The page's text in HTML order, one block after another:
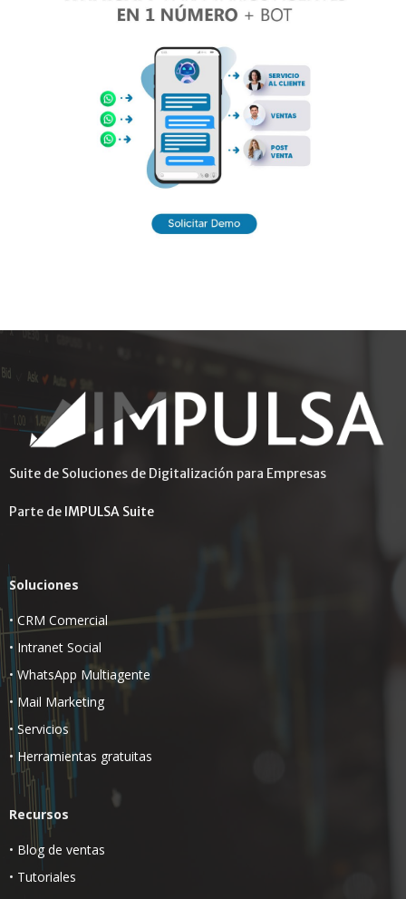
Suite de Soluciones de Digitalización para Empresas
Parte de IMPULSA Suite
Soluciones
•CRM Comercial
• Intranet Social
• WhatsApp Multiagente
• Mail Marketing
• Servicios
• Herramientas gratuitas
Recursos
• Blog de ventas
• Tutoriales